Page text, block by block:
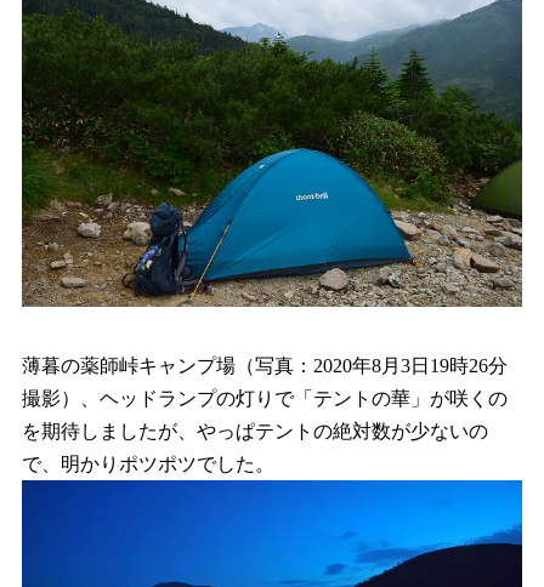
薄暮の薬師峠キャンプ場（写真：2020年8月3日19時26分
撮影）、ヘッドランプの灯りで「テントの華」が咲くの
を期待しましたが、やっぱテントの絶対数が少ないの
で、明かりポツポツでした。